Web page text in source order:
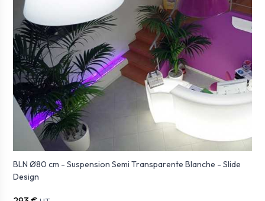
BLN Ø80 cm - Suspension Semi Transparente Blanche - Slide
Design